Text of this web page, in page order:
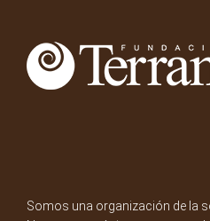
Somos una organización de la